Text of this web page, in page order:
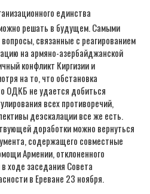
единства
решать в будущем. Самыми
связанные с реагированием
на армяно-азербайджанской
конфликт Киргизии и
на то, что обстановка
ОДКБ не удается добиться
всех противоречий,
деэскалации все же есть.
доработки можно вернуться
содержащего совместные
Армении, отклоненного
ходе заседания Совета
в Ереване 23 ноября.